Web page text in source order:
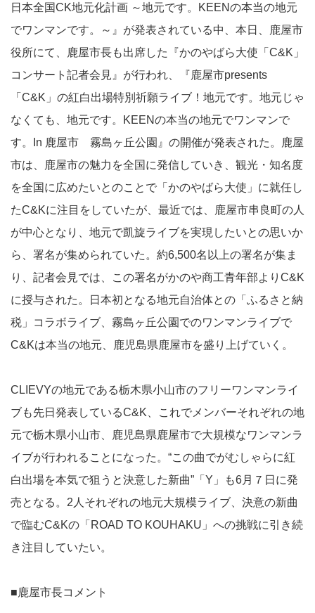
日本全国CK地元化計画 ～地元です。KEENの本当の地元
でワンマンです。～』が発表されている中、本日、鹿屋市
役所にて、鹿屋市長も出席した『かのやばら大使「C&K」
コンサート記者会見』が行われ、『鹿屋市presents
「C&K」の紅白出場特別祈願ライブ！地元です。地元じゃ
なくても、地元です。KEENの本当の地元でワンマンで
す。In 鹿屋市 霧島ヶ丘公園』の開催が発表された。鹿屋
市は、鹿屋市の魅力を全国に発信していき、観光・知名度
を全国に広めたいとのことで「かのやばら大使」に就任し
たC&Kに注目をしていたが、最近では、鹿屋市串良町の人
が中心となり、地元で凱旋ライブを実現したいとの思いか
ら、署名が集められていた。約6,500名以上の署名が集ま
り、記者会見では、この署名がかのや商工青年部よりC&K
に授与された。日本初となる地元自治体との「ふるさと納
税」コラボライブ、霧島ヶ丘公園でのワンマンライブで
C&Kは本当の地元、鹿児島県鹿屋市を盛り上げていく。
CLIEVYの地元である栃木県小山市のフリーワンマンライ
ブも先日発表しているC&K、これでメンバーそれぞれの地
元で栃木県小山市、鹿児島県鹿屋市で大規模なワンマンラ
イブが行われることになった。“この曲でがむしゃらに紅
白出場を本気で狙うと決意した新曲”「Y」も6月７日に発
売となる。2人それぞれの地元大規模ライブ、決意の新曲
で臨むC&Kの「ROAD TO KOUHAKU」への挑戦に引き続
き注目していたい。
■鹿屋市長コメント